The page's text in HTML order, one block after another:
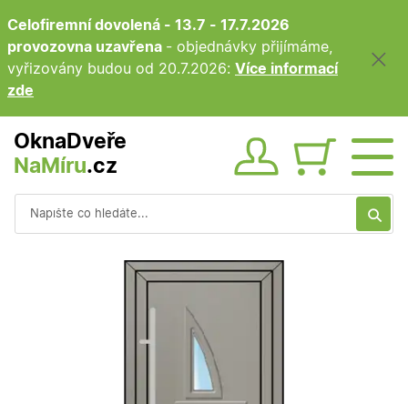
Celofiremní dovolená - 13.7 - 17.7.2026
provozovna uzavřena - objednávky přijímáme,
vyřizovány budou od 20.7.2026: Více informací
zde
OknaDveře
NaMíru.cz Obsah